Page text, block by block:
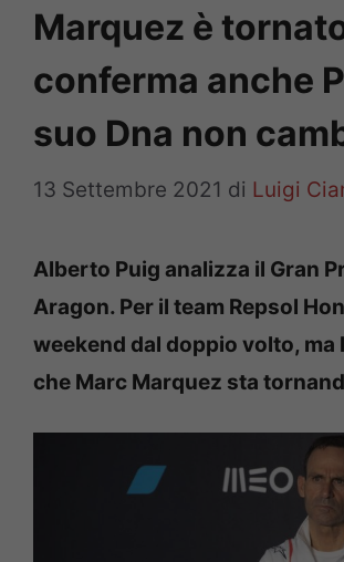
Marquez è
conferma anche
suo Dna non
13 Settembre 2021 di Luigi
Alberto Puig analizza il Gran
Aragon. Per il team Repsol
weekend dal doppio volto, ma
che Marc Marquez sta